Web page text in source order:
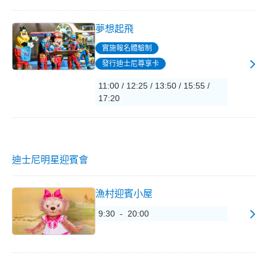
夢想起飛
實施報名體驗制
發行迪士尼尊享卡
11:00 / 12:25 / 13:50 / 15:55 /
17:20
迪士尼明星迎賓會
漁村迎賓小屋
9:30 - 20:00